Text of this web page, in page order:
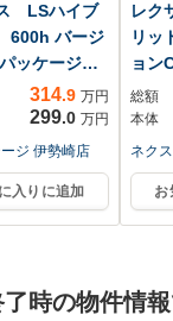
LSハイブ
600h バージ
ッケージ
314.9 万円
299.0 万円
ジ 伊勢崎店
入りに追加
レク
リ
ョン
4WD
総額
本体
ネク
お
時の物件情報